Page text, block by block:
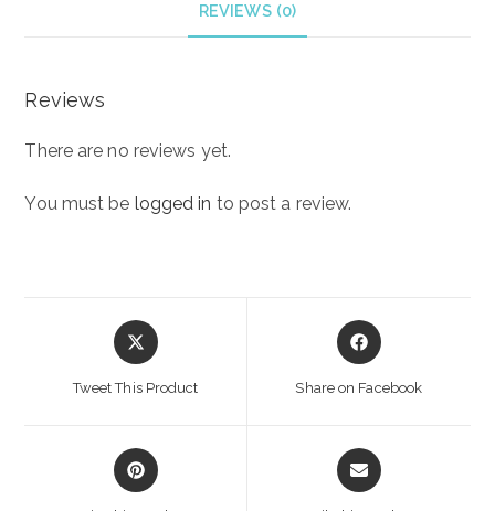
REVIEWS (0)
Reviews
There are no reviews yet.
You must be logged in to post a review.
Opens
in
Tweet This Product
Opens
in
Share on Facebook
Opens
in
Opens
in